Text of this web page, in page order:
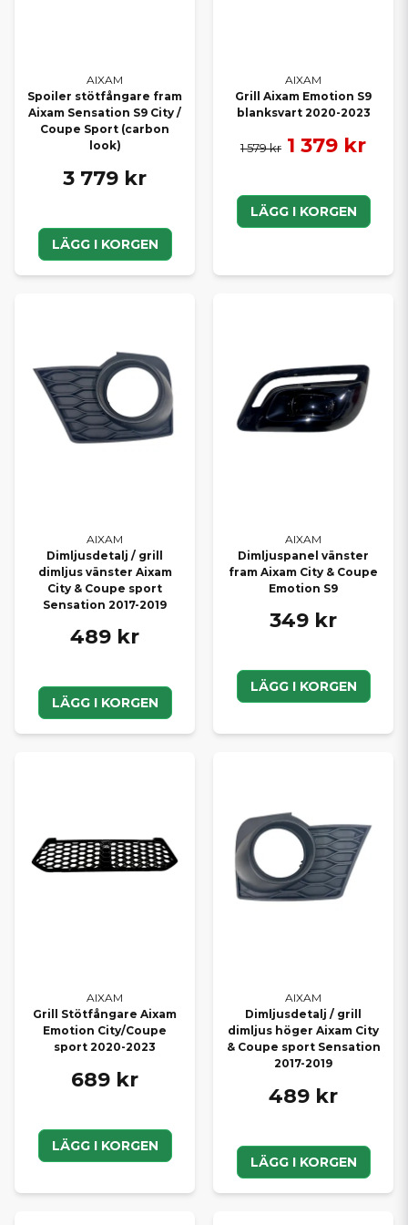
AIXAM
Spoiler stötfångare fram
Aixam Sensation S9 City /
Coupe Sport (carbon
look)
3 779 kr
LÄGG I KORGEN
AIXAM
Grill Aixam Emotion S9
blanksvart 2020-2023
1 579 kr 1 379 kr
LÄGG I KORGEN
AIXAM
Dimljusdetalj / grill
dimljus vänster Aixam
City & Coupe sport
Sensation 2017-2019
489 kr
LÄGG I KORGEN
AIXAM
Dimljuspanel vänster
fram Aixam City & Coupe
Emotion S9
349 kr
LÄGG I KORGEN
AIXAM
Grill Stötfångare Aixam
Emotion City/Coupe
sport 2020-2023
689 kr
LÄGG I KORGEN
AIXAM
Dimljusdetalj / grill
dimljus höger Aixam City
& Coupe sport Sensation
2017-2019
489 kr
LÄGG I KORGEN